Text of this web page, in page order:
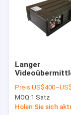
Langer
Preis:
MOQ:1 Satz